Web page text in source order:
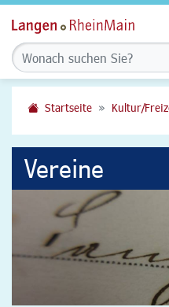
Startseite Kultur/
Vereine